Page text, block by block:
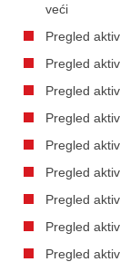
veći
Pregled
Pregled
Pregled
Pregled
Pregled
Pregled
Pregled
Pregled
Pregled